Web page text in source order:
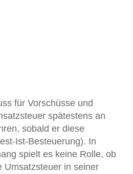
für Vorschüsse und
spätestens an
sobald er diese
Ist-Besteuerung). In
spielt es keine Rolle, ob
Umsatzsteuer in seiner